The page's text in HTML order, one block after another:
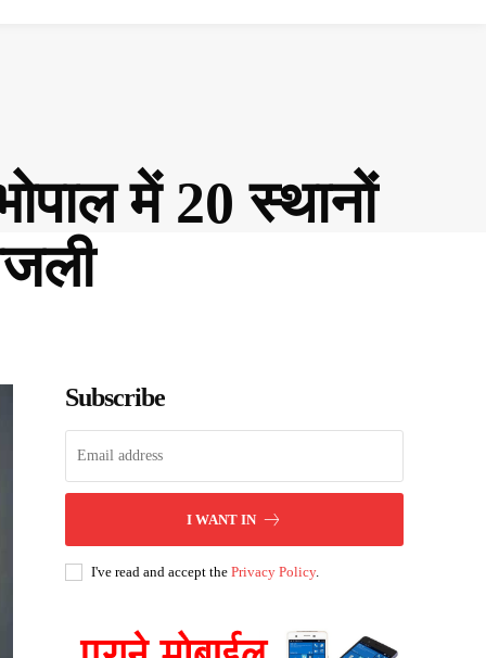
में 20 स्थानों
Subscribe
I WANT IN
I've read and accept thePrivacy Policy.